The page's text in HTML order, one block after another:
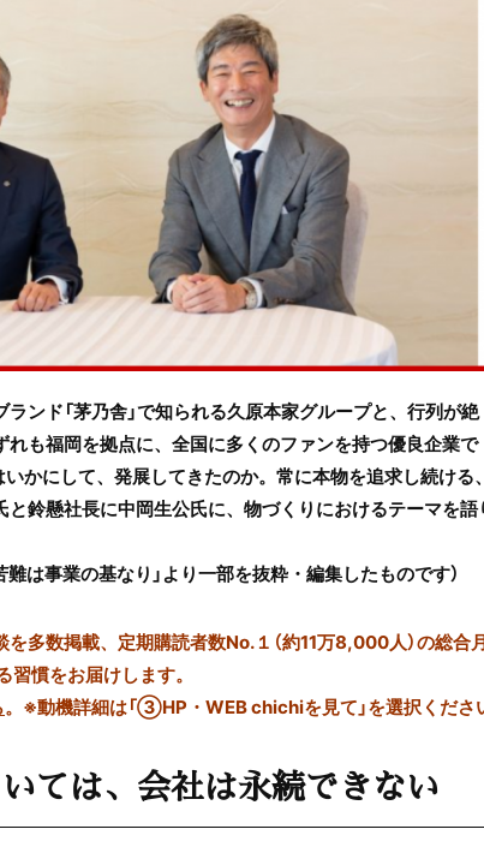
ンド「茅乃舎」で知られる久原本家グループと、行列が絶
も福岡を拠点に、全国に多くのファンを持つ優良企業で
かにして、発展してきたのか。常に本物を追求し続ける、
鈴懸社長に中岡生公氏に、 物づくりにおけるテーマを語
難は事業の基なり」より一部を抜粋・編集したものです）
多数掲載、定期購読者数No.１（約11万8,000人）の総合
習慣をお届けします。
。 ※動機詳細は「③HP・WEB chichiを見て」を選択くださ
ては、会社は永続できない